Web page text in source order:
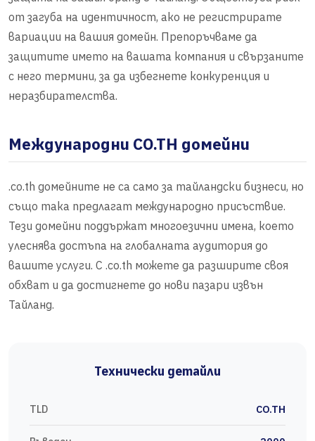
от загуба на идентичност, ако не регистрирате
вариации на вашия домейн. Препоръчваме да
защитите името на вашата компания и свързаните
с него термини, за да избегнете конкуренция и
неразбирателства.
Международни CO.TH домейни
.co.th домейните не са само за тайландски бизнеси, но
също така предлагат международно присъствие.
Тези домейни поддържат многоезични имена, което
улеснява достъпа на глобалната аудитория до
вашите услуги. С .co.th можете да разширите своя
обхват и да достигнете до нови пазари извън
Тайланд.
Технически детайли
TLD CO.TH